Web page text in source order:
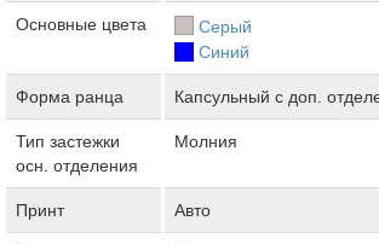
Основные цвета
Серый
Синий
Форма ранца Капсульный с доп.
Тип застежки
осн. отделения
Молния
Принт Авто